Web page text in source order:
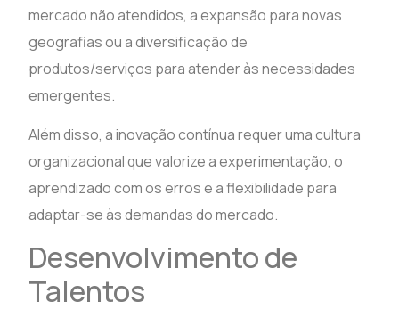
mercado não atendidos, a expansão para novas
geografias ou a diversificação de
produtos/serviços para atender às necessidades
emergentes.
Além disso, a inovação contínua requer uma cultura
organizacional que valorize a experimentação, o
aprendizado com os erros e a flexibilidade para
adaptar-se às demandas do mercado.
Desenvolvimento de
Talentos